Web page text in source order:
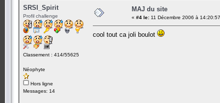
SRSI_Spirit
Profil challenge
Classement : 414/55625
Néophyte
Hors ligne
Messages: 14
MAJ du site
« #4 le: 11 Décembre 2006 à
cool tout ca joli boulot